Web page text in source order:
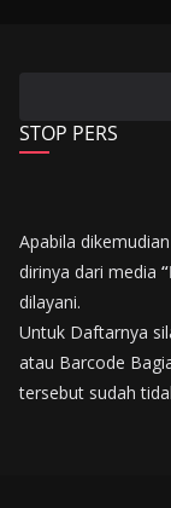
STOP PERS
Apabila
dirinya dari media
dilayani.
Untuk Daftarnya
atau Barcode
tersebut sudah